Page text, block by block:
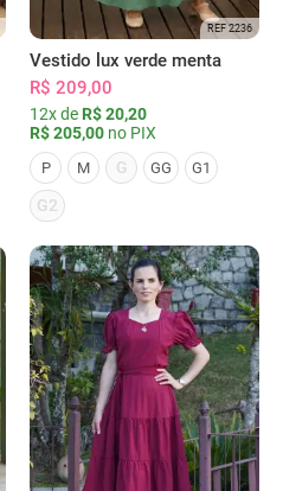
REF 2236
Vestido lux verde menta
R$ 209,00
12x de R$ 20,20
R$ 205,00 no PIX
P M G GG G1
G2